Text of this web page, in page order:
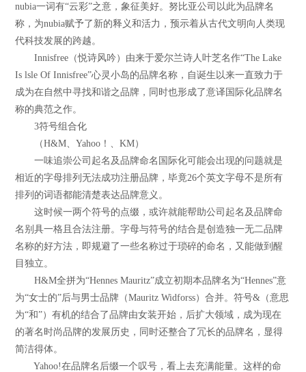
nubia一词有“云彩”之意，象征美好。努比亚公司以此为品牌名
称，为nubia赋予了新的释义和活力，预示着从古代文明向人类现
代科技发展的跨越。
Innisfree（悦诗风吟）由来于爱尔兰诗人叶芝名作“The Lake
Is lsle Of Innisfree”心灵小岛的品牌名称，自诞生以来一直致力于
成为在自然中寻找和谐之品牌，同时也形成了意译国际化品牌名
称的典范之作。
3符号组合化
（H&M、Yahoo！、KM）
一味追崇公司起名及品牌命名国际化可能会出现的问题就是
相近的字母排列无法成功注册品牌，毕竟26个英文字母不是所有
排列的词语都能清楚表达品牌意义。
这时候一两个符号的点缀，或许就能帮助公司起名及品牌命
名别具一格且合法注册。字母与符号的结合是创造独一无二品牌
名称的好方法，即规避了一些名称过于琐碎的命名，又能做到醒
目独立。
H&M全拼为“Hennes Mauritz”成立初期本品牌名为“Hennes”意
为“女士的”后与男士品牌（Mauritz Widforss）合并。符号&（意思
为“和”）有机的结合了品牌由女装开始，后扩大领域，成为现在
的著名时尚品牌的发展历史，同时还整合了冗长的品牌名，显得
简洁得体。
Yahoo!在品牌名后缀一个叹号，看上去充满能量。这样的命